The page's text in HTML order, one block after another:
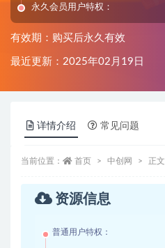
永久会员用户特权：
有效期：购买后永久有效
最近更新：2025年02月19日
详情介绍 常见问题
当前位置： 首页 中创网 正文
资源信息
普通用户特权：